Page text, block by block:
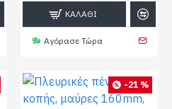
ΚΑΛΆΘΙ
Αγόρασε Τώρα
-21 %